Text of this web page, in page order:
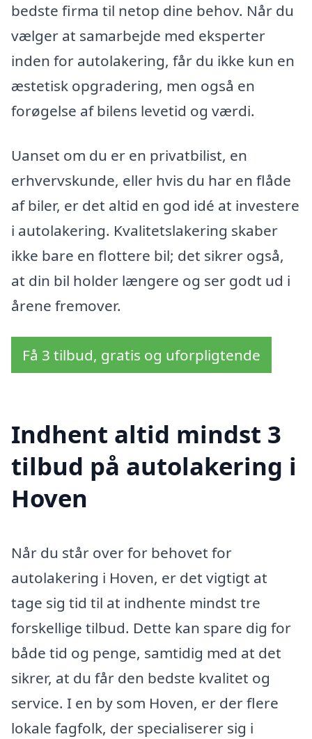
bedste firma til netop dine behov. Når du
vælger at samarbejde med eksperter
inden for autolakering, får du ikke kun en
æstetisk opgradering, men også en
forøgelse af bilens levetid og værdi.
Uanset om du er en privatbilist, en
erhvervskunde, eller hvis du har en flåde
af biler, er det altid en god idé at investere
i autolakering. Kvalitetslakering skaber
ikke bare en flottere bil; det sikrer også,
at din bil holder længere og ser godt ud i
årene fremover.
Få 3 tilbud, gratis og uforpligtende
Indhent altid mindst 3
tilbud på autolakering i
Hoven
Når du står over for behovet for
autolakering i Hoven, er det vigtigt at
tage sig tid til at indhente mindst tre
forskellige tilbud. Dette kan spare dig for
både tid og penge, samtidig med at det
sikrer, at du får den bedste kvalitet og
service. I en by som Hoven, er der flere
lokale fagfolk, der specialiserer sig i